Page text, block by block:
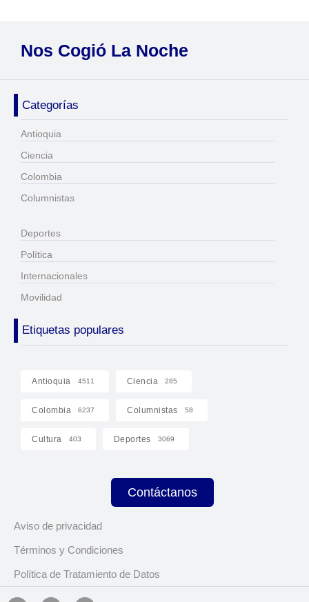
Nos Cogió La Noche
Categorías
Antioquia
Ciencia
Colombia
Columnistas
Deportes
Política
Internacionales
Movilidad
Etiquetas populares
Antioquia 4511 Ciencia 285
Colombia 6237 Columnistas 58
Cultura 403 Deportes 3069
Contáctanos
Aviso de privacidad
Términos y Condiciones
Política de Tratamiento de Datos